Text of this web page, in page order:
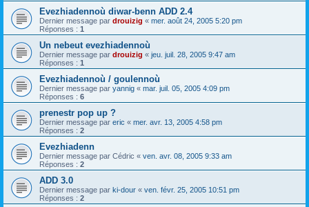
Evezhiadennoù diwar-benn ADD 2.4
Dernier message par drouizig « mer. août 24, 2005 5:20 pm
Réponses : 1
Un nebeut evezhiadennoù
Dernier message par drouizig « jeu. juil. 28, 2005 9:47 am
Réponses : 1
Evezhiadennoù / goulennoù
Dernier message par yannig « mar. juil. 05, 2005 4:09 pm
Réponses : 6
prenestr pop up ?
Dernier message par eric « mer. avr. 13, 2005 4:58 pm
Réponses : 2
Evezhiadenn
Dernier message par Cédric « ven. avr. 08, 2005 9:33 am
Réponses : 2
ADD 3.0
Dernier message par ki-dour « ven. févr. 25, 2005 10:51 pm
Réponses : 2